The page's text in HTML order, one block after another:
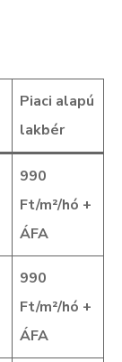
Piaci alapú
lakbér
990
Ft/m²/hó +
ÁFA
990
Ft/m²/hó +
ÁFA